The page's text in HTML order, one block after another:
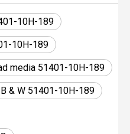
10H-189
10H-189
media 51401-10H-189
& W 51401-10H-189